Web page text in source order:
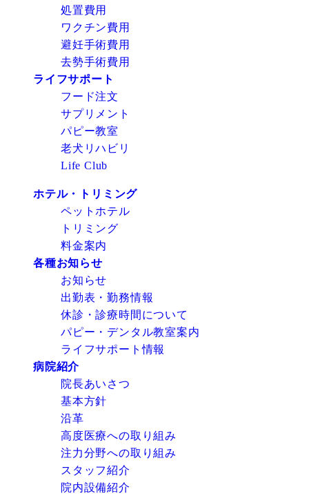
処置費用
ワクチン費用
避妊手術費用
去勢手術費用
ライフサポート
フード注文
サプリメント
パピー教室
老犬リハビリ
Life Club
ホテル・トリミング
ペットホテル
トリミング
料金案内
各種お知らせ
お知らせ
出勤表・勤務情報
休診・診療時間について
パピー・デンタル教室案内
ライフサポート情報
病院紹介
院長あいさつ
基本方針
沿革
高度医療への取り組み
注力分野への取り組み
スタッフ紹介
院内設備紹介